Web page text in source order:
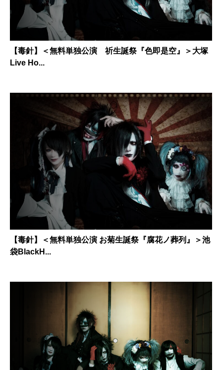
【毒針】＜無料単独公演 祈生誕祭『色即是空』＞大塚
Live Ho...
【毒針】＜無料単独公演 お菊生誕祭『腐花ノ葬列』＞池
袋BlackH...